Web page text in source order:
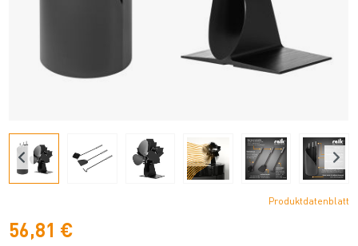
Produktdatenblatt
56,81 €